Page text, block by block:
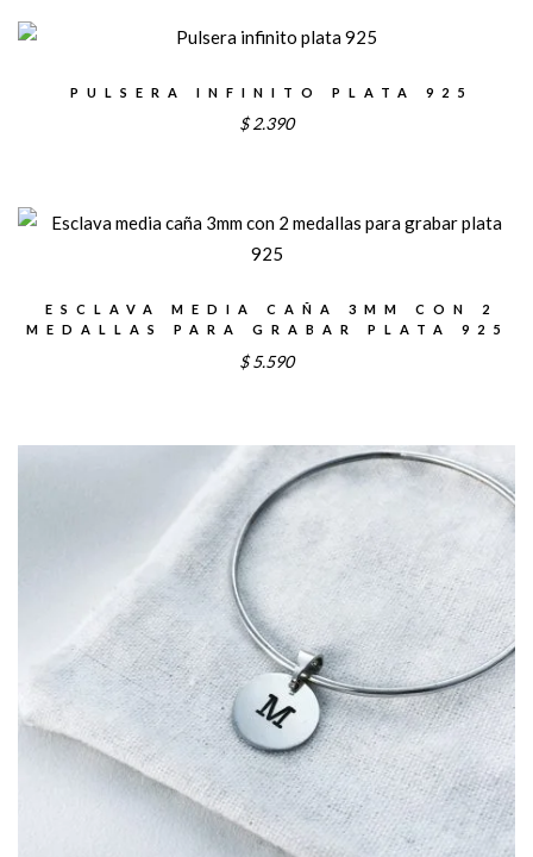
PULSERA INFINITO PLATA 925
$ 2.390
ESCLAVA MEDIA CAÑA 3MM CON 2
MEDALLAS PARA GRABAR PLATA 925
$ 5.590